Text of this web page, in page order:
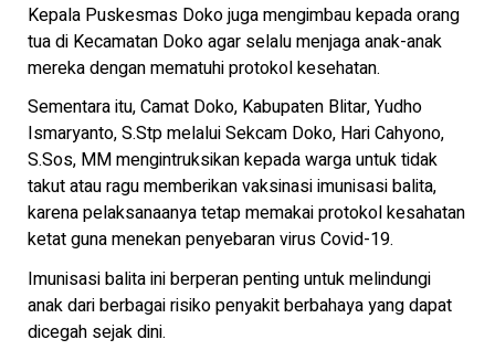
Kepala Puskesmas Doko juga mengimbau kepada orang
tua di Kecamatan Doko agar selalu menjaga anak-anak
mereka dengan mematuhi protokol kesehatan.
Sementara itu, Camat Doko, Kabupaten Blitar, Yudho
Ismaryanto, S.Stp melalui Sekcam Doko, Hari Cahyono,
S.Sos, MM mengintruksikan kepada warga untuk tidak
takut atau ragu memberikan vaksinasi imunisasi balita,
karena pelaksanaanya tetap memakai protokol kesahatan
ketat guna menekan penyebaran virus Covid-19.
Imunisasi balita ini berperan penting untuk melindungi
anak dari berbagai risiko penyakit berbahaya yang dapat
dicegah sejak dini.